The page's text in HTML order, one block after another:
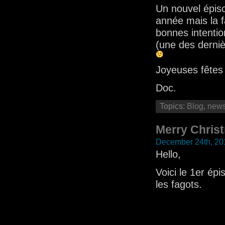
Un nouvel
année mais la
bonnes
(une des
Joyeuses
Doc.
Topics: Blog,
Merry
December 24th,
Hello,
Voici le 1er
les fagots.